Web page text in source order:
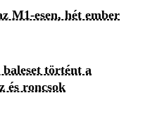
M1-esen, hét ember
történt a
és roncsok